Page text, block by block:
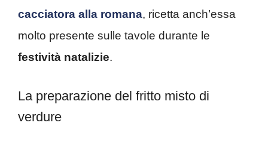
cacciatora alla romana, ricetta anch’essa
molto presente sulle tavole durante le
festività natalizie.
La preparazione del fritto misto di
verdure